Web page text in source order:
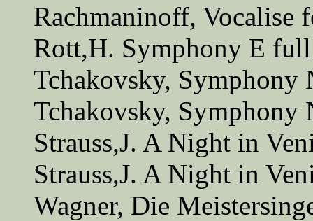
Rachmaninoff, Vocalise
Rott,H. Symphony E full
Tchakovsky, Symphony
Tchakovsky, Symphony
Strauss,J. A Night in
Strauss,J. A Night in
Wagner, Die